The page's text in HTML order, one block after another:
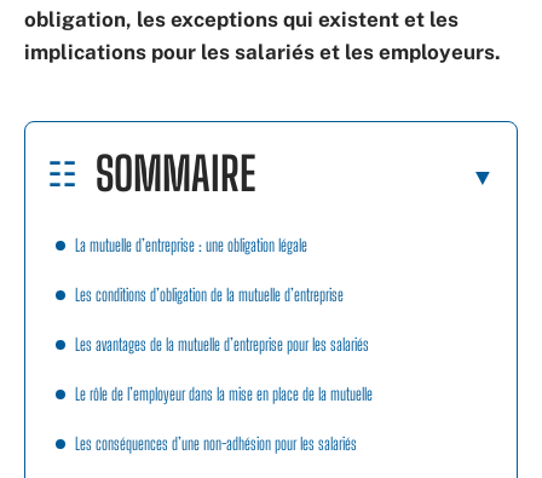
obligation, les exceptions qui existent et les
implications pour les salariés et les employeurs.
SOMMAIRE
La mutuelle d’entreprise : une obligation légale
Les conditions d’obligation de la mutuelle d’entreprise
Les avantages de la mutuelle d’entreprise pour les salariés
Le rôle de l’employeur dans la mise en place de la mutuelle
Les conséquences d’une non-adhésion pour les salariés